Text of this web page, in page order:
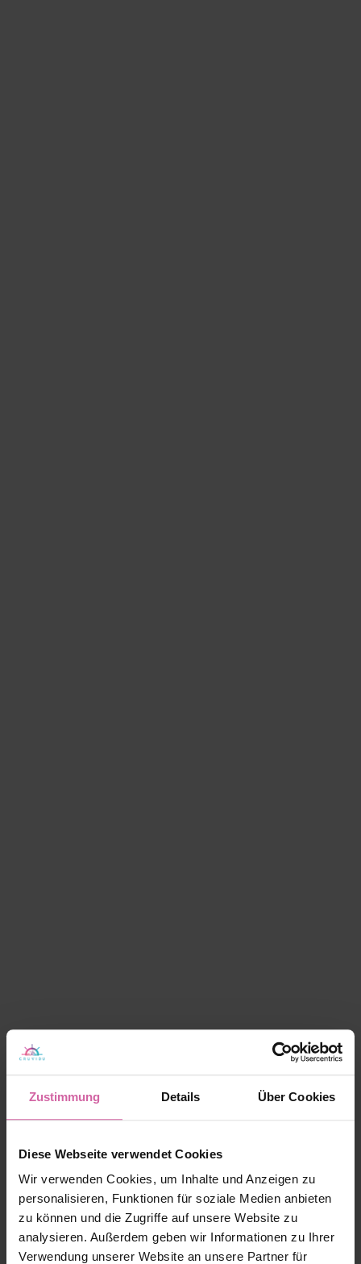
Zustimmung Details Über Cookies
Diese Webseite verwendet Cookies
Wir verwenden Cookies, um Inhalte und Anzeigen zu
personalisieren, Funktionen für soziale Medien anbieten
zu können und die Zugriffe auf unsere Website zu
analysieren. Außerdem geben wir Informationen zu Ihrer
Verwendung unserer Website an unsere Partner für